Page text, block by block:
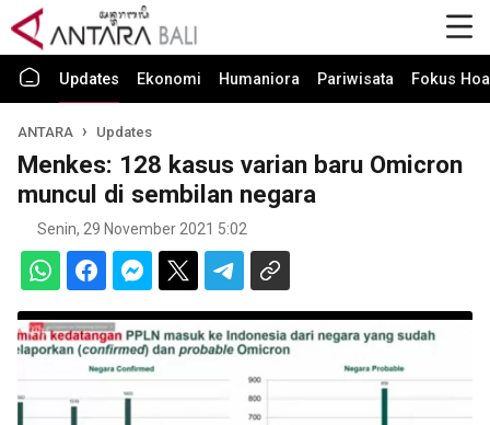
Updates Ekonomi Humaniora Pariwisata Fokus
ANTARA Updates
Menkes: 128 kasus varian baru Omicron
muncul di sembilan negara
Senin, 29 November 2021 5:02